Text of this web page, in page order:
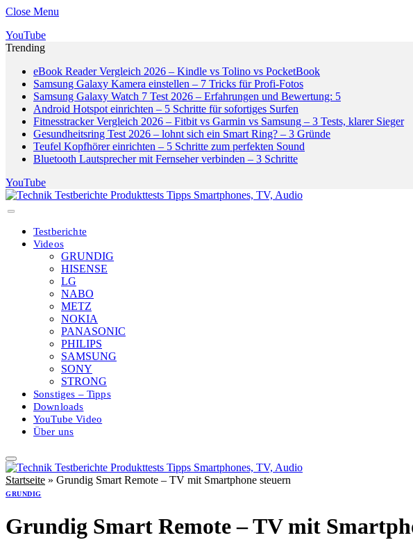
Close Menu
YouTube
Trending
eBook Reader Vergleich 2026 – Kindle vs Tolino vs PocketBook
Samsung Galaxy Kamera einstellen – 7 Tricks für Profi-Fotos
Samsung Galaxy Watch 7 Test 2026 – Erfahrungen und Bewertung: 5
Android Hotspot einrichten – 5 Schritte für sofortiges Surfen
Fitnesstracker Vergleich 2026 – Fitbit vs Garmin vs Samsung – 3 Tests, klarer Sieger
Gesundheitsring Test 2026 – lohnt sich ein Smart Ring? – 3 Gründe
Teufel Kopfhörer einrichten – 5 Schritte zum perfekten Sound
Bluetooth Lautsprecher mit Fernseher verbinden – 3 Schritte
YouTube
Testberichte
Videos
GRUNDIG
HISENSE
LG
NABO
METZ
NOKIA
PANASONIC
PHILIPS
SAMSUNG
SONY
STRONG
Sonstiges – Tipps
Downloads
YouTube Video
Über uns
Startseite » Grundig Smart Remote – TV mit Smartphone steuern
GRUNDIG
Grundig Smart Remote – TV mit